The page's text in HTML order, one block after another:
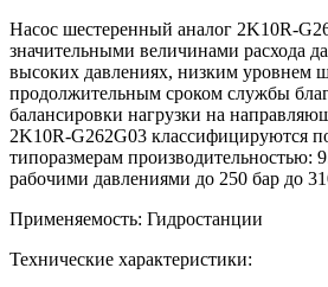
Насос шестеренный аналог 2K10R-
значительными величинами расхода
высоких давлениях, низким уровнем
продолжительным сроком службы
балансировки нагрузки на
2K10R-G262G03 классифицируются
типоразмерам производительностью:
рабочими давлениями до 250 бар до
Применяемость: Гидростанции
Технические характеристики: